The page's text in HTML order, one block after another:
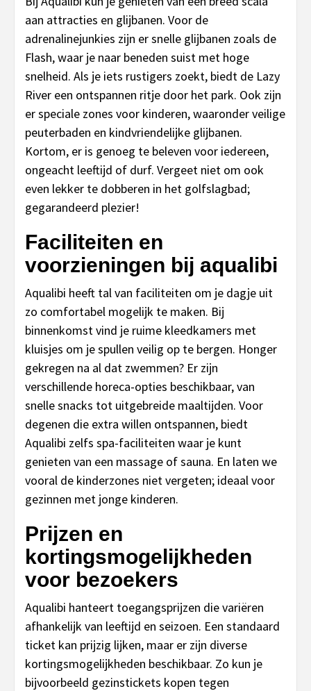
aan attracties en glijbanen. Voor de
adrenalinejunkies zijn er snelle glijbanen zoals de
Flash, waar je naar beneden suist met hoge
snelheid. Als je iets rustigers zoekt, biedt de Lazy
River een ontspannen ritje door het park. Ook zijn
er speciale zones voor kinderen, waaronder veilige
peuterbaden en kindvriendelijke glijbanen.
Kortom, er is genoeg te beleven voor iedereen,
ongeacht leeftijd of durf. Vergeet niet om ook
even lekker te dobberen in het golfslagbad;
gegarandeerd plezier!
Faciliteiten en
voorzieningen bij aqualibi
Aqualibi heeft tal van faciliteiten om je dagje uit
zo comfortabel mogelijk te maken. Bij
binnenkomst vind je ruime kleedkamers met
kluisjes om je spullen veilig op te bergen. Honger
gekregen na al dat zwemmen? Er zijn
verschillende horeca-opties beschikbaar, van
snelle snacks tot uitgebreide maaltijden. Voor
degenen die extra willen ontspannen, biedt
Aqualibi zelfs spa-faciliteiten waar je kunt
genieten van een massage of sauna. En laten we
vooral de kinderzones niet vergeten; ideaal voor
gezinnen met jonge kinderen.
Prijzen en
kortingsmogelijkheden
voor bezoekers
Aqualibi hanteert toegangsprijzen die variëren
afhankelijk van leeftijd en seizoen. Een standaard
ticket kan prijzig lijken, maar er zijn diverse
kortingsmogelijkheden beschikbaar. Zo kun je
bijvoorbeeld gezinstickets kopen tegen